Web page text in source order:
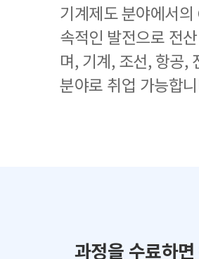
기계제도 분야에서
속적인 발전으로 전
며, 기계, 조선, 항공,
분야로 취업 가능합
과정을 수료하